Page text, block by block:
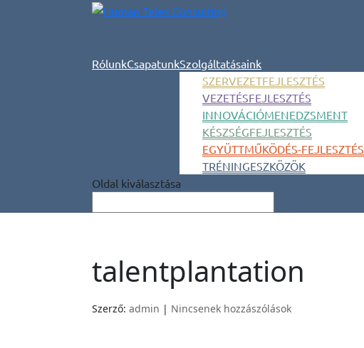
RólunkCsapatunkSzolgáltatásaink
SZERVEZETFEJLESZTÉS
VEZETÉSFEJLESZTÉS
INNOVÁCIÓMENEDZSMENT
KÉSZSÉGFEJLESZTÉS
EGYÜTTMŰKÖDÉS-FEJLESZTÉS
TRÉNINGESZKÖZÖK
Oldal kiválasztása
talentplantation
Szerző: admin | Nincsenek hozzászólások